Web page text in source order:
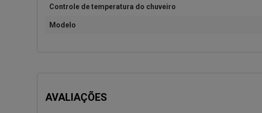
Controle de temperatura do chuveiro
Modelo
AVALIAÇÕES